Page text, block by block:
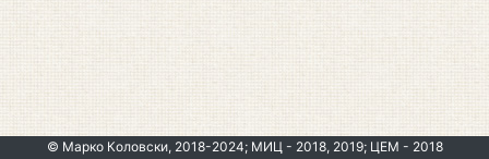
© Марко Коловски, 2018-2024; МИЦ - 2018, 2019; ЦЕМ - 2018